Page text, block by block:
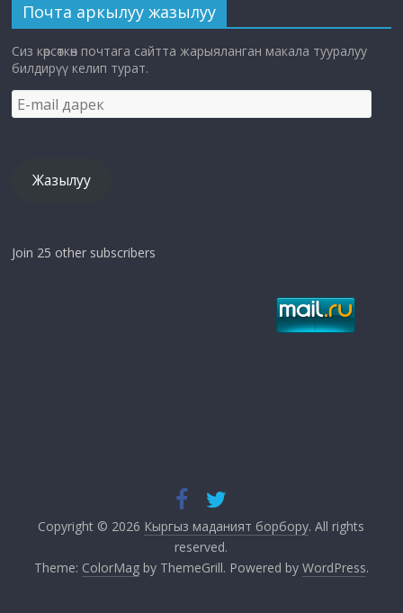
Почта аркылуу жазылуу
Сиз көрсөткөн почтага сайтта жарыяланган макала тууралуу
билдирүү келип турат.
E-
mail
Жазылуу
Join 25 other subscribers
Copyright © 2026 Кыргыз маданият борбору. All rights
reserved.
Theme: ColorMagby ThemeGrill. Powered by WordPress.